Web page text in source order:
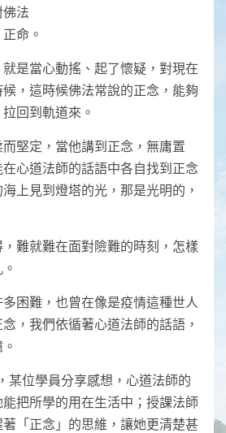
法
命。
是當心動搖、起了懷疑，對現在
，這時候佛法常說的正念，能夠
回到軌道來。
堅定，當他講到正念，無庸置
心道法師的話語中各自找到正念
上見到燈塔的光，那是光明的，
難就難在面對險難的時刻，怎樣
困難，也曾在像是疫情這種世人
，我們依循著心道法師的話語，
某位學員分享感想，心道法師的
把所學的用在生活中；授課法師
「正念」的思維，讓她更清楚甚